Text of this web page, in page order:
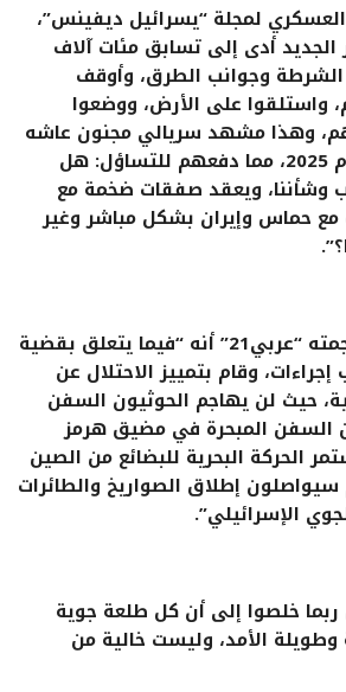
لمجلة “يسرائيل ديفينس”،
الجديد أدى إلى تسابق مئات آلاف
الشرطة وجوانب الطرق، وأوقف
واستلقوا على الأرض، ووضعوا
وهذا مشهد سريالي مجنون عاشه
الإسرائيليون في عام 2025، مما دفعهم للتساؤل: هل
وشأننا، ويعقد صفقات ضخمة مع
مع حماس وإيران بشكل مباشر وغير
وأضاف في مقال ترجمته “عربي21” أنه “فيما يتعلق بقضية
إجراءات، وقام بتمييز الاحتلال عن
حيث لن يهاجم الحوثيون السفن
السفن المبحرة في مضيق هرمز
الحركة البحرية للبضائع من الصين
إطلاق الصواريخ والطائرات
الإسرائيلي”.
ربما خلصوا إلى أن كل طلعة جوية
الأمد، وليست خالية من